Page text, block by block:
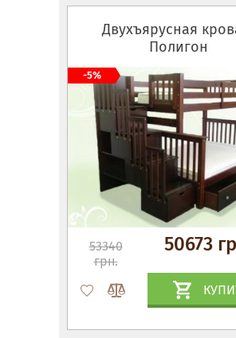
Двухъярусная
Полигон
53340
грн.
50673
-5%